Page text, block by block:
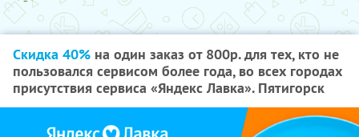
Скидка 40% на один заказ от 800р. для тех, кто не
пользовался сервисом более года, во всех городах
присутствия сервиса «Яндекс Лавка». Пятигорск